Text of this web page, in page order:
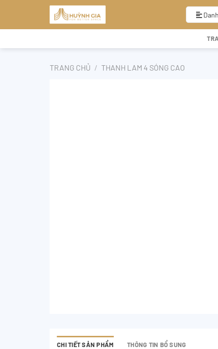
TRANG CHỦ / THANH LAM 4 SÓNG CAO
CHI TIẾT SẢN PHẨM THÔNG TIN BỔ SUNG